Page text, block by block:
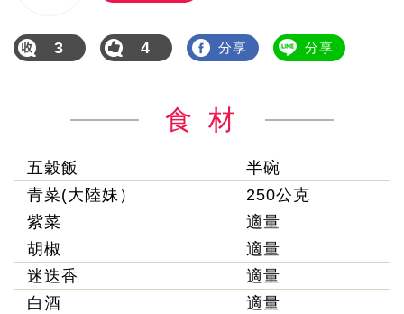
3 4 分享 分享
食 材
五穀飯
半碗
青菜(大陸妹）
250公克
紫菜
適量
胡椒
適量
迷迭香
適量
白酒
適量